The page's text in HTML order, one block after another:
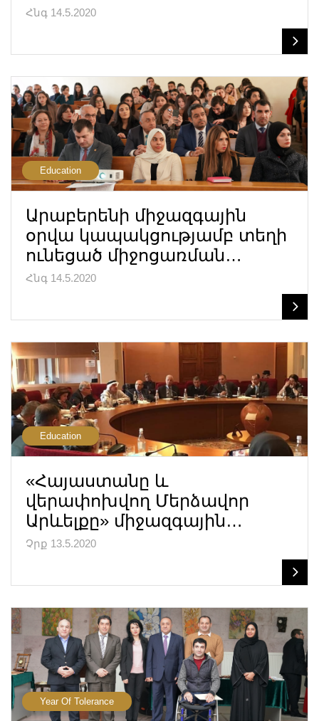
Հնգ 14.5.2020
Education
Արաբերենի միջազգային
օրվա կապակցությամբ տեղի
ունեցած միջոցառման…
Հնգ 14.5.2020
Education
«Հայաստանը և
վերափոխվող Մերձավոր
Արևելքը» միջազգային…
Չրք 13.5.2020
Year Of Tolerance